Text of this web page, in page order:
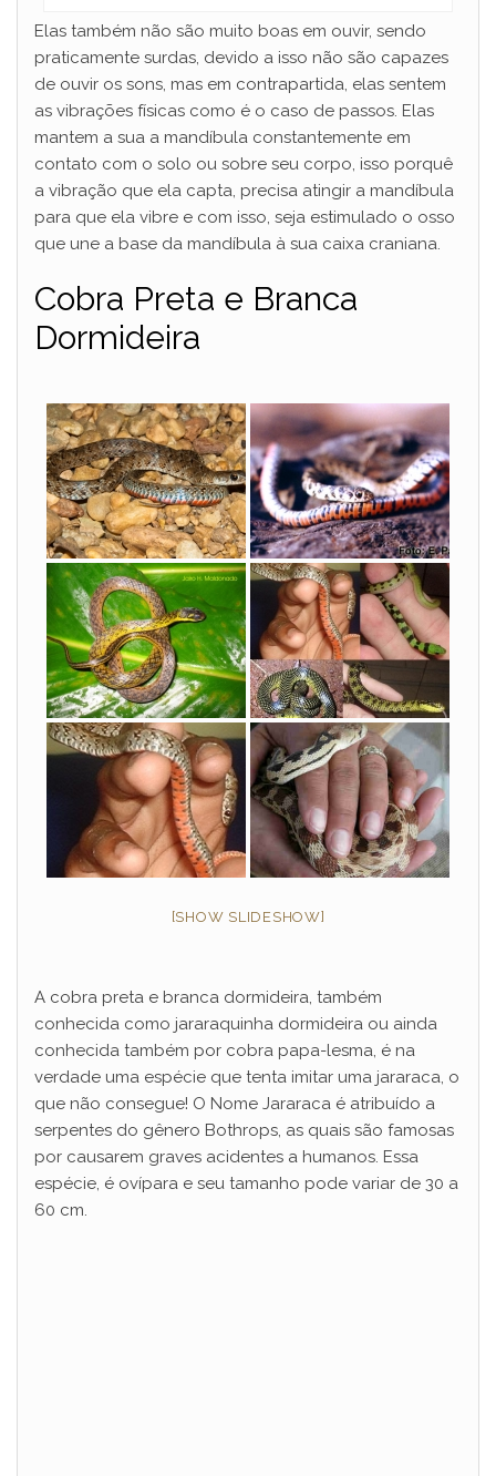
Elas também não são muito boas em ouvir, sendo
praticamente surdas, devido a isso não são capazes
de ouvir os sons, mas em contrapartida, elas sentem
as vibrações físicas como é o caso de passos. Elas
mantem a sua a mandíbula constantemente em
contato com o solo ou sobre seu corpo, isso porquê
a vibração que ela capta, precisa atingir a mandíbula
para que ela vibre e com isso, seja estimulado o osso
que une a base da mandíbula à sua caixa craniana.
Cobra Preta e Branca
Dormideira
[SHOW SLIDESHOW]
A cobra preta e branca dormideira, também
conhecida como jararaquinha dormideira ou ainda
conhecida também por cobra papa-lesma, é na
verdade uma espécie que tenta imitar uma jararaca, o
que não consegue! O Nome Jararaca é atribuído a
serpentes do gênero Bothrops, as quais são famosas
por causarem graves acidentes a humanos. Essa
espécie, é ovípara e seu tamanho pode variar de 30 a
60 cm.